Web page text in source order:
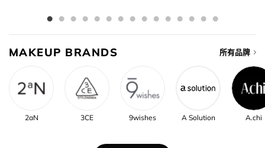
MAKEUP BRANDS 所有品牌
2aN 3CE 9wishes A Solution A.chi